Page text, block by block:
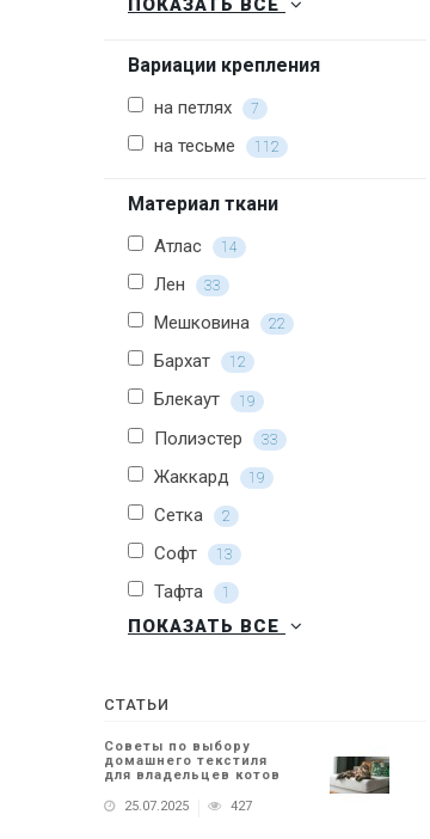
ПОКАЗАТЬ ВСЕ
Вариации крепления
на петлях 7
на тесьме 112
Материал ткани
Атлас 14
Лен 33
Мешковина 22
Бархат 12
Блекаут 19
Полиэстер 33
Жаккард 19
Сетка 2
Софт 13
Тафта 1
ПОКАЗАТЬ ВСЕ
СТАТЬИ
Советы по выбору
домашнего текстиля
для владельцев котов
25.07.2025
427